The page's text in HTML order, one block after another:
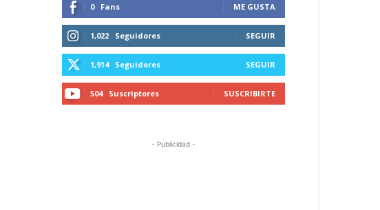
0 Fans ME GUSTA
1,022 Seguidores SEGUIR
1,914 Seguidores SEGUIR
504 Suscriptores SUSCRIBIRTE
- Publicidad -